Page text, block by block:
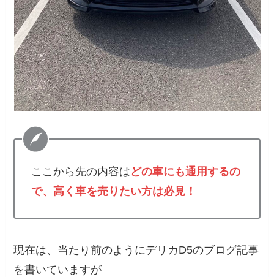
ここから先の内容は どの車にも通用するの
で、高く車を売りたい方は必見！
現在は、当たり前のようにデリカD5のブログ記事
を書いていますが